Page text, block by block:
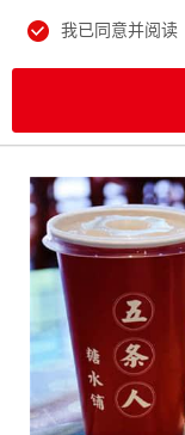
我已同意并阅读